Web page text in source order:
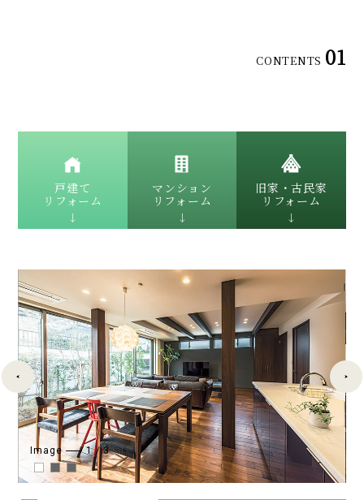
CONTENTS 01
戸建て
リフォーム
マンション
リフォーム
旧家・古民家
リフォーム
Image 1/3